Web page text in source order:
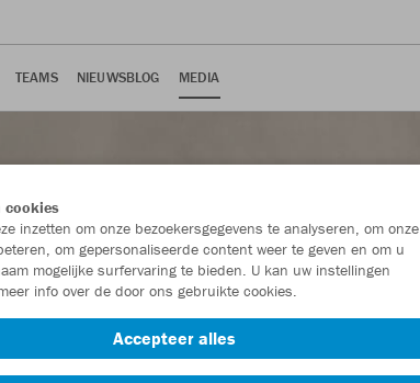
TEAMS NIEUWSBLOG MEDIA
cookies
inzetten om onze bezoekersgegevens te analyseren, om onze
om gepersonaliseerde content weer te geven en om u
mogelijke surfervaring te bieden. U kan uw instellingen
info over de door ons gebruikte cookies.
Accepteer alles